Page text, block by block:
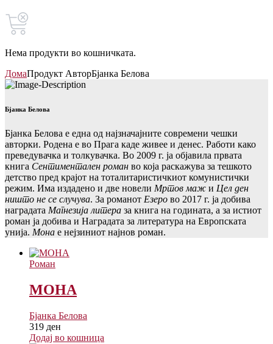
Нема продукти во кошничката.
ДомаПродукт АвторБјанка Белова
Бјанка Белова
Бјанка Белова е една од најзначајните современи чешки
авторки. Родена е во Прага каде живее и денес. Работи како
преведувачка и толкувачка. Во 2009 г. ja објавила првата
книга Сентиментален роман во која раскажува за тешкото
детство пред крајот на тоталитаристичкиот комунистички
режим. Има издадено и две новели Мртов маж и Цел ден
ништо не се случува. За романот Езеро во 2017 г. ја добива
наградата Магнезија литера за книга на годината, а за истиот
роман ја добива и Наградата за литература на Европската
унија. Мона е нејзиниот најнов роман.
Роман
МОНА
Бјанка Белова
319 ден
Додај во кошница